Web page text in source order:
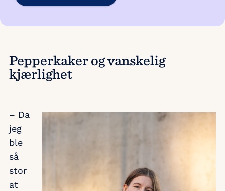
Pepperkaker og vanskelig
kjærlighet
– Da
jeg
ble
så
stor
at